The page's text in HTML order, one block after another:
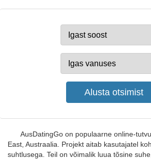
AusDatingGo on populaarne online-
East, Austraalia. Projekt aitab kasutajatel
suhtlusega. Teil on võimalik luua tõsine